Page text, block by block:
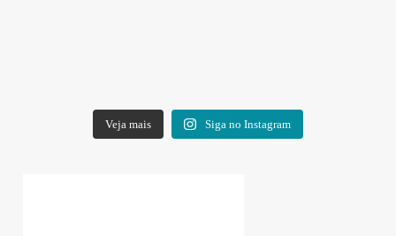
Veja mais Siga no Instagram